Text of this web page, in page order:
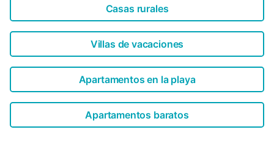
Casas rurales
Villas de vacaciones
Apartamentos en la playa
Apartamentos baratos